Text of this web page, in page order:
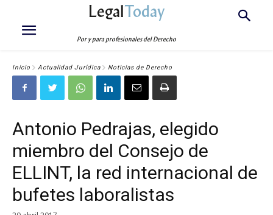
LegalToday
Por y para profesionales del Derecho
Inicio Actualidad Jurídica Noticias de Derecho
Antonio Pedrajas, elegido
miembro del Consejo de
ELLINT, la red internacional de
bufetes laboralistas